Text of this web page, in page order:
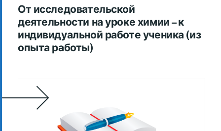
От исследовательской
деятельности на уроке химии – к
индивидуальной работе ученика (из
опыта работы)